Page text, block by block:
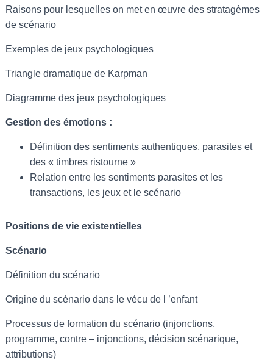
Raisons pour lesquelles on met en œuvre des stratagèmes
de scénario
Exemples de jeux psychologiques
Triangle dramatique de Karpman
Diagramme des jeux psychologiques
Gestion des émotions :
Définition des sentiments authentiques, parasites et
des « timbres ristourne »
Relation entre les sentiments parasites et les
transactions, les jeux et le scénario
Positions de vie existentielles
Scénario
Définition du scénario
Origine du scénario dans le vécu de l ’enfant
Processus de formation du scénario (injonctions,
programme, contre – injonctions, décision scénarique,
attributions)